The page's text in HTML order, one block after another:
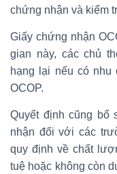
chứng nhận và kiểm
Giấy chứng nhận
gian này, các chủ
hạng lại nếu có nhu
OCOP.
Quyết định cũng bổ
nhận đối với các
quy định về chất
tuệ hoặc không còn